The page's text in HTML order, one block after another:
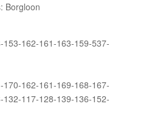
Borgloon
162-161-163-159-537-
162-161-169-168-167-
117-128-139-136-152-